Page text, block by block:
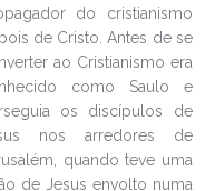
do cristianismo
de Cristo. Antes de se
ao Cristianismo era
como Saulo e
os discípulos de
nos arredores de
quando teve uma
de Jesus envolto numa